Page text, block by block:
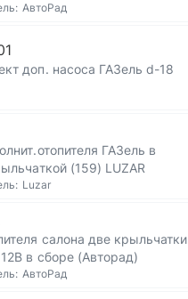
АвтоРад
доп. насоса ГАЗель d-18
ГАЗель в
(159) LUZAR
Luzar
салона две крыльчатки
в сборе (Авторад)
АвтоРад